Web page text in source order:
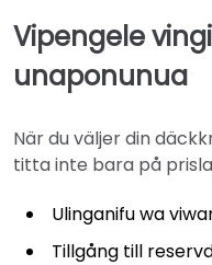
Vipengele
unaponunua
När du väljer din
titta inte bara på
Ulinganifu wa
Tillgång till